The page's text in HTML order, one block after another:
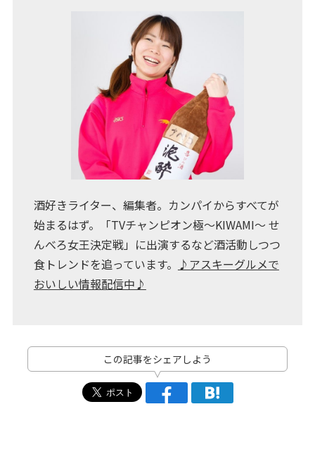
酒好きライター、編集者。カンパイからすべてが
始まるはず。「TVチャンピオン極～KIWAMI～ せ
んべろ女王決定戦」に出演するなど酒活動しつつ
食トレンドを追っています。 ♪アスキーグルメで
おいしい情報配信中♪
この記事をシェアしよう